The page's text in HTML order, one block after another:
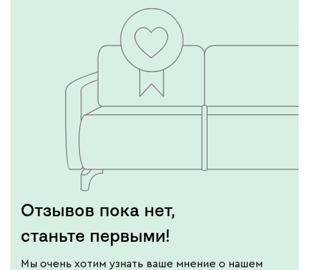
Отзывов пока нет,
станьте первыми!
Мы очень хотим узнать ваше мнение о нашем